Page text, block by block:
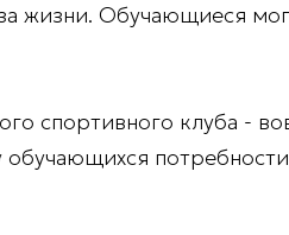
жизни. Обучающиеся
спортивного клуба -